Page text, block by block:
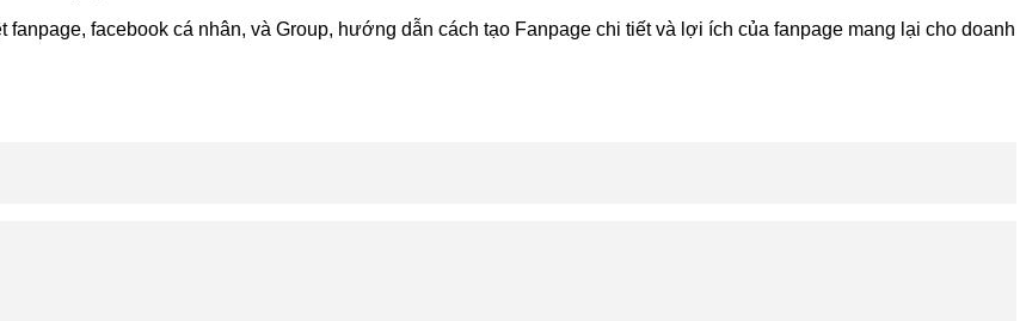
fanpage, facebook cá nhân, và Group, hướng dẫn cách tạo Fanpage chi tiết và lợi ích của fanpage mang lại cho doanh